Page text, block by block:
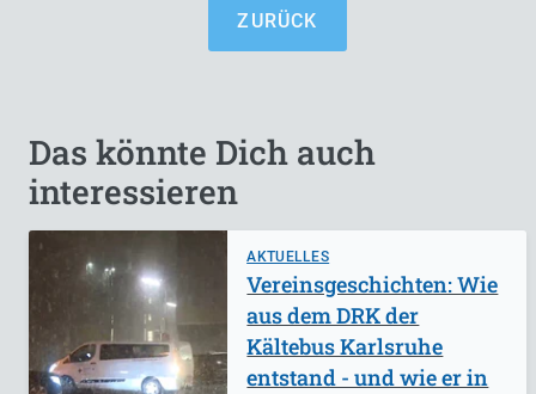
ZURÜCK
Das könnte Dich auch
interessieren
AKTUELLES
Vereinsgeschichten: Wie
aus dem DRK der
Kältebus Karlsruhe
entstand - und wie er in